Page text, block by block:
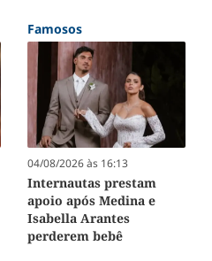
Famosos
04/08/2026 às 16:13
Internautas prestam
apoio após Medina e
Isabella Arantes
perderem bebê